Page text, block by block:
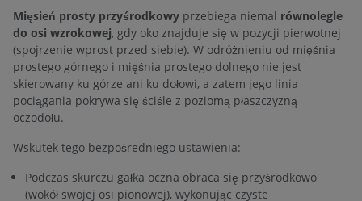
Mięsień prosty przyśrodkowy przebiega niemal równolegle
do osi wzrokowej, gdy oko znajduje się w pozycji pierwotnej
(spojrzenie wprost przed siebie). W odróżnieniu od mięśnia
prostego górnego i mięśnia prostego dolnego nie jest
skierowany ku górze ani ku dołowi, a zatem jego linia
pociągania pokrywa się ściśle z poziomą płaszczyzną
oczodołu.
Wskutek tego bezpośredniego ustawienia:
Podczas skurczu gałka oczna obraca się przyśrodkowo
(wokół swojej osi pionowej), wykonując czyste